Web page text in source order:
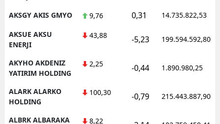
AKSGY AKIS GMYO
9,76 0,31 14.735.822,53
AKSUE AKSU
ENERJI
43,88 -5,23 199.594.592,80
AKYHO AKDENIZ
YATIRIM HOLDING
2,25 -0,44 1.890.980,25
ALARK ALARKO
HOLDING
100,30 -0,79 215.443.887,90
ALBRK ALBARAKA
8,22